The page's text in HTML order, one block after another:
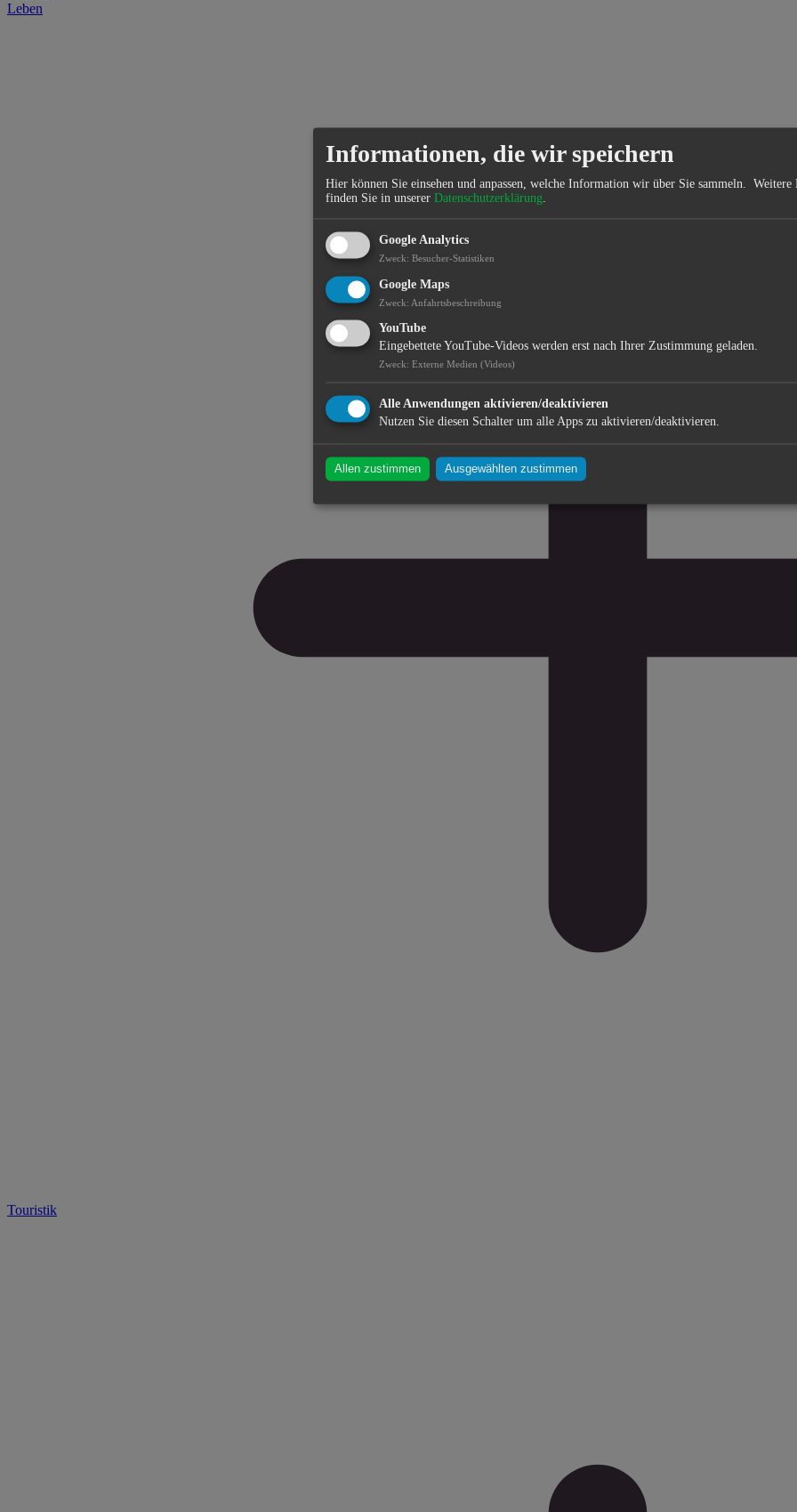
Leben
Touristik
Informationen, die wir speichern
Hier können Sie einsehen und anpassen, welche Information wir über Sie sammeln. Weitere
finden Sie in unserer Datenschutzerklärung.
Google Analytics
Zweck: Besucher-Statistiken
Google Maps
Zweck: Anfahrtsbeschreibung
YouTube
Eingebettete YouTube-Videos werden erst nach Ihrer Zustimmung geladen.
Zweck: Externe Medien (Videos)
Alle Anwendungen aktivieren/deaktivieren
Nutzen Sie diesen Schalter um alle Apps zu aktivieren/deaktivieren.
Allen zustimmen Ausgewählten zustimmen